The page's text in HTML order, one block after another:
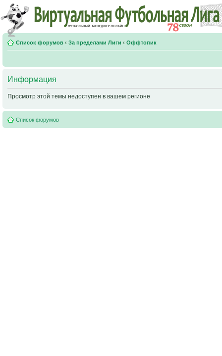
Список форумов ‹ За пределами Лиги ‹ Оффтопик
Информация
Просмотр этой темы недоступен в вашем регионе
Список форумов